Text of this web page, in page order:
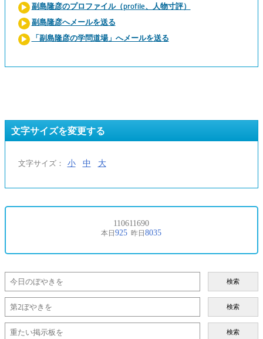
副島隆彦のプロファイル（profile、人物寸評）
副島隆彦へメールを送る
「副島隆彦の学問道場」へメールを送る
文字サイズを変更する
文字サイズ： 小 中 大
検索
検索
検索